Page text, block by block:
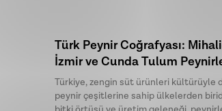
Türk Peynir Coğrafyası:
İzmir ve Cunda Tulum
Farklar
Türkiye, zengin süt ürünleri kültürüyle
peynir çeşitlerine sahip ülkelerden